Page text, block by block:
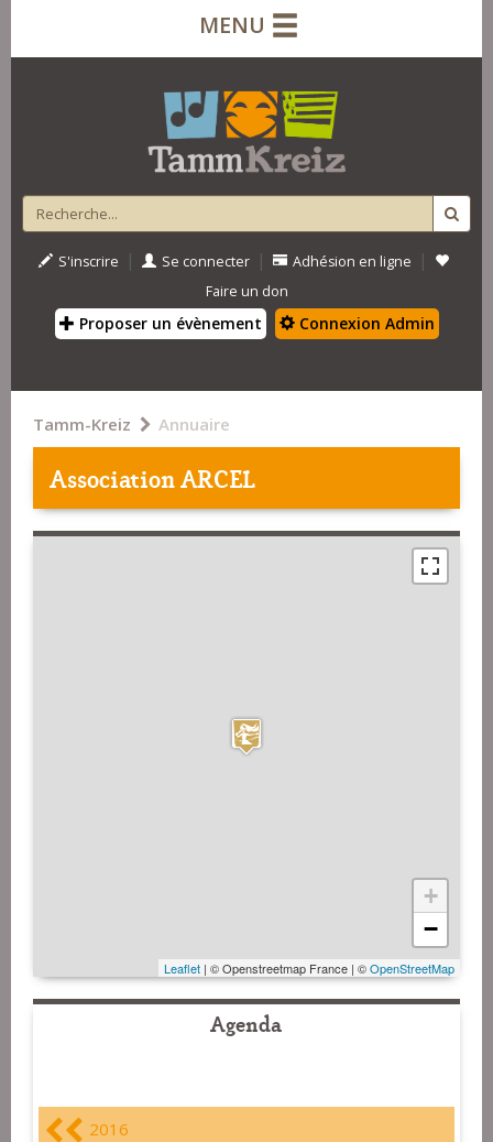
MENU
S'inscrire | Se connecter | Adhésion en ligne |
Faire un don
Proposer un évènement Connexion Admin
Tamm-Kreiz Annuaire
Association ARCEL
+
−
Leaflet | © Openstreetmap France | ©OpenStreetMap
Agenda
2016